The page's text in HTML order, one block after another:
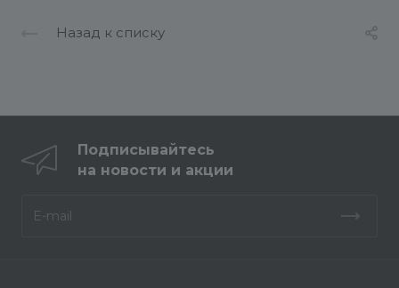
Назад к списку
Подписывайтесь
на новости и акции